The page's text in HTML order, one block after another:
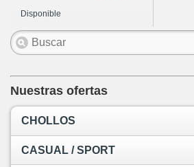
Disponible
Nuestras ofertas
CHOLLOS
CASUAL / SPORT